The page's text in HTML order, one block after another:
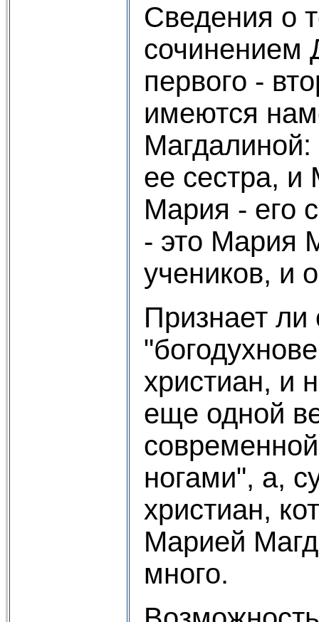
Сведения о
сочинением
первого -
имеются
ее сестра, и
Мария - его
- это Мария
учеников, и
Признает ли
христиан, и
еще одной
ногами", а,
христиан,
Марией
много.